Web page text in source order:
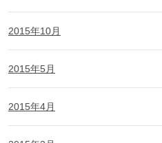
2015年10月
2015年5月
2015年4月